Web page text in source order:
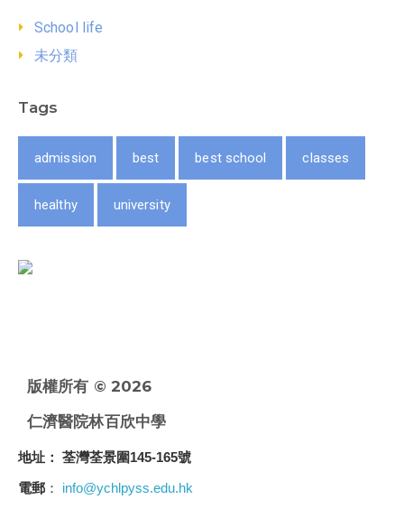
School life
未分類
Tags
admission best best school classes
healthy university
版權所有 © 2026
仁濟醫院林百欣中學
地址 ： 荃灣荃景圍145-165號
電郵 ： info@ychlpyss.edu.hk